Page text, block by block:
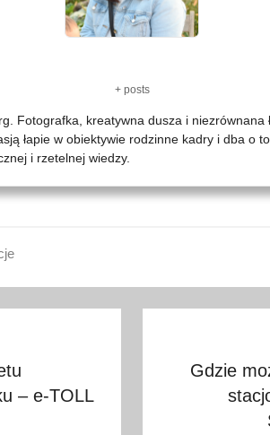
+ posts
Fotografka, kreatywna dusza i niezrównana
łapie w obiektywie rodzinne kadry i dba o
i rzetelnej wiedzy.
– e-TOLL
Gdzie